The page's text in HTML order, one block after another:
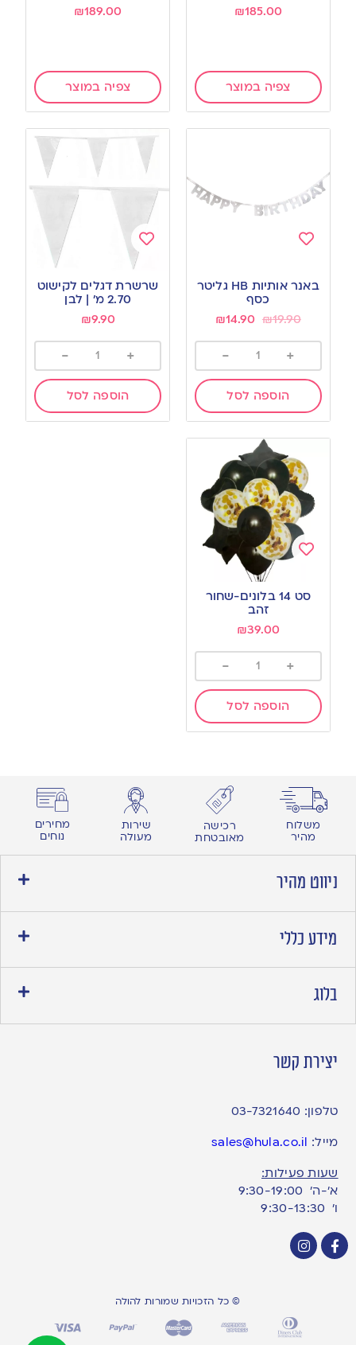
₪185.00
צפיה במוצר
₪189.00
צפיה במוצר
to
באנר אותיות HB גליטר
כסף
₪19.90
₪14.90
+
-
הוספה לסל
Add
to
wishlist
שרשרת דגלים לקישוט
2.70 מ’ | לבן
₪9.90
+
-
הוספה לסל
to
סט 14 בלונים-שחור
זהב
₪39.00
+
-
הוספה לסל
משלוח
מהיר
רכישה
מאובטחת
שירות
מעולה
מחירים
נוחים
ניווט מהיר
מידע כללי
בלוג
יצירת קשר
טלפון: 03-7321640
מייל: sales@hula.co.il
שעות פעילות:
א’-ה’ 9:30-19:00
ו׳ 9:30-13:30
© כל הזכויות שמורות להולה